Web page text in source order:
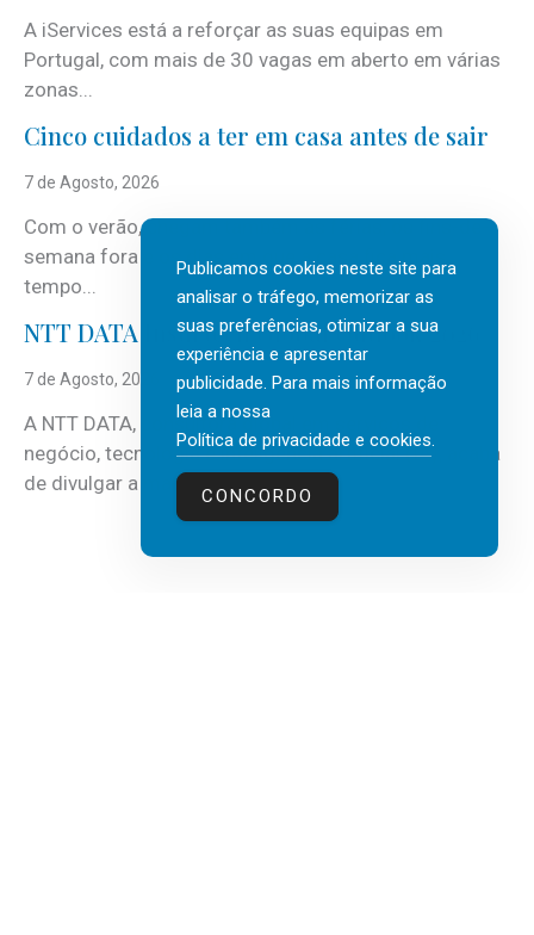
A iServices está a reforçar as suas equipas em
Portugal, com mais de 30 vagas em aberto em várias
zonas...
Cinco cuidados a ter em casa antes de sair
7 de Agosto, 2026
Com o verão, chegam também as férias, os fins-de-
semana fora e os dias em que a casa fica mais
tempo...
NTT DATA Insurtech Global Outlook 2026
7 de Agosto, 2026
A NTT DATA, consultora global em serviços de
negócio, tecnologia e inteligência artificial (IA), acaba
de divulgar a mais recente...
Publicamos cookies neste site para
analisar o tráfego, memorizar as
suas preferências, otimizar a sua
experiência e apresentar
publicidade. Para mais informação
leia a nossa
Política de privacidade e cookies.
CONCORDO